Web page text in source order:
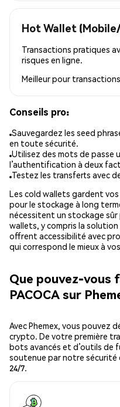
Hot Wallet
Transactions pratiques
risques en ligne.
Meilleur pour
Conseils pro:
Sauvegardez les seed
en toute sécurité.
Utilisez des mots de passe
l’authentification à deux
Testez les transferts avec
Les cold wallets gardent vos
pour le stockage à long
nécessitent un stockage
wallets, y compris la
offrent accessibilité avec
qui correspond le mieux à
Que pouvez-vous
PACOCA sur
Avec Phemex, vous pouvez
crypto. De votre première
bots avancés et d’outils de
soutenue par notre
24/7.